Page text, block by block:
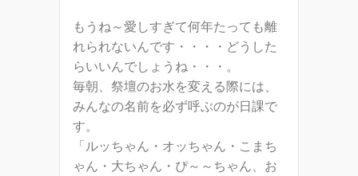
もうね～愛しすぎて何年たっても離
れられないんです・・・・どうした
らいいんでしょうね・・・。
毎朝、祭壇のお水を変える際には、
みんなの名前を必ず呼ぶのが日課で
す。
「ルッちゃん・オッちゃん・こまち
ゃん・大ちゃん・ぴ～～ちゃん、お